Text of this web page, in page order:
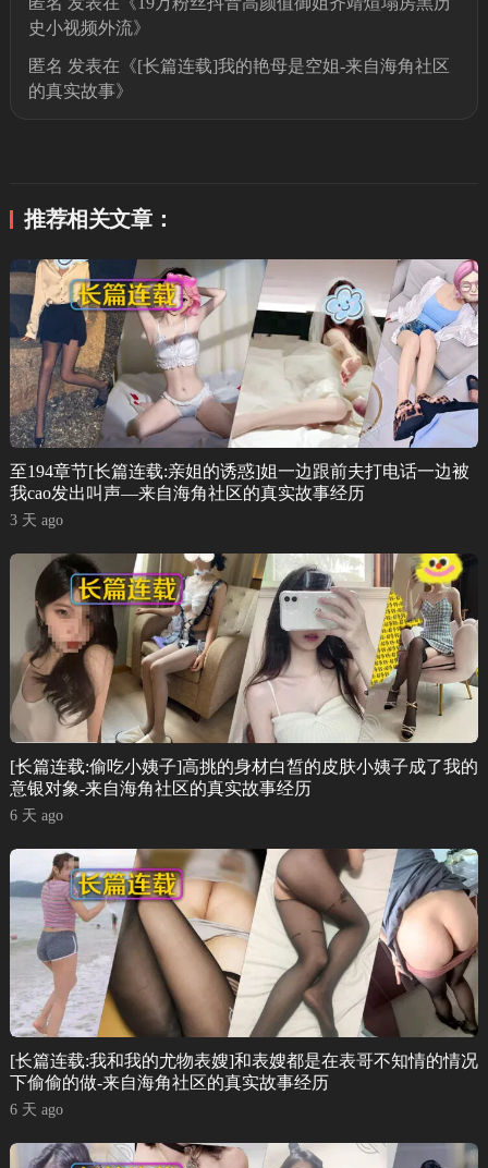
史小视频外流》
匿名 发表在《[长篇连载]我的艳母是空姐-来自海角社区
的真实故事》
推荐相关文章：
至194章节[长篇连载:亲姐的诱惑]姐一边跟前夫打电话一边被
我cao发出叫声—来自海角社区的真实故事经历
3 天 ago
[长篇连载:偷吃小姨子]高挑的身材白皙的皮肤小姨子成了我的
意银对象-来自海角社区的真实故事经历
6 天 ago
[长篇连载:我和我的尤物表嫂]和表嫂都是在表哥不知情的情况
下偷偷的做-来自海角社区的真实故事经历
6 天 ago